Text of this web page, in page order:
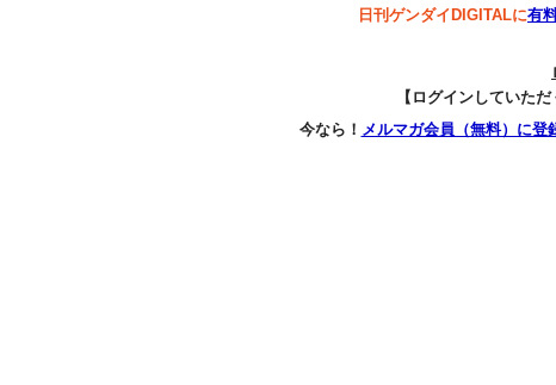
日刊ゲンダイDIGITALに有
【ログインしていた
今なら！ メルマガ会員（無料）に登